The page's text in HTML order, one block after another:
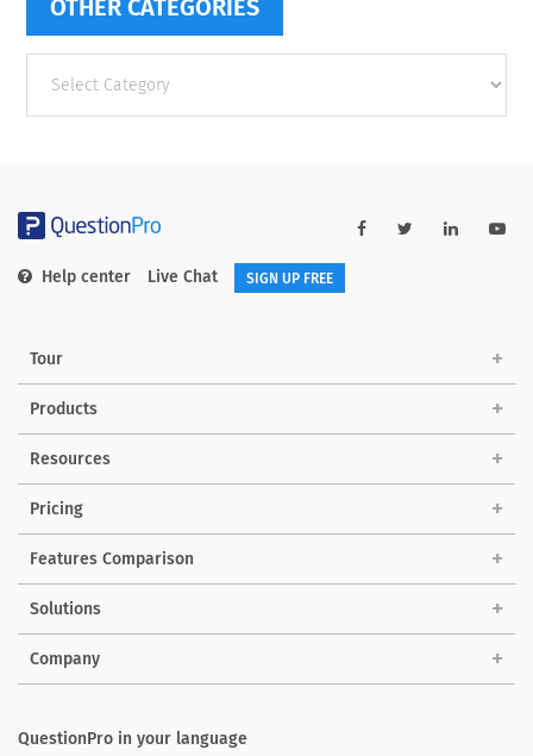
OTHER CATEGORIES
categories
Help center Live Chat SIGN UP FREE
Tour
Products
Resources
Pricing
Features Comparison
Solutions
Company
QuestionPro in your language